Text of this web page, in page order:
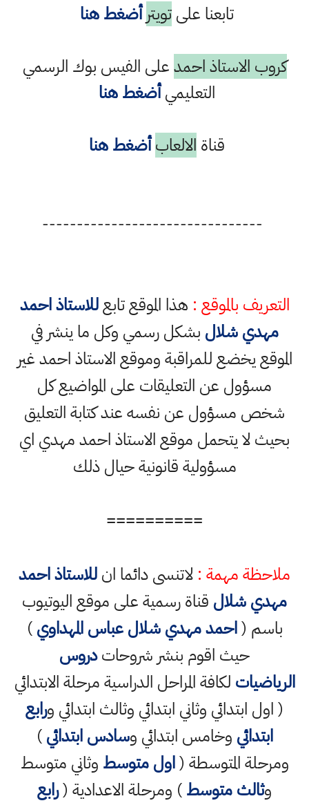
تابعنا علىتويتر أضغط هنا
كروب الاستاذ احمدعلى الفيس بوك الرسمي
التعليميأضغط هنا
قناة الالعاب أضغط هنا
--------------------------------
التعريف بالموقع : هذا الموقع تابعللاستاذ احمد
مهدي شلال بشكل رسمي وكل ما ينشر في
الموقع يخضع للمراقبة وموقع الاستاذ احمد غير
مسؤول عن التعليقات على المواضيع كل
شخص مسؤول عن نفسه عند كتابة التعليق
بحيث لا يتحمل موقع الاستاذ احمد مهدي اي
مسؤولية قانونية حيال ذلك
==========
ملاحظة مهمة : لاتنسى دائما انللاستاذ احمد
مهدي شلال قناة رسمية على موقع اليوتيوب
باسم (احمد مهدي شلال عباس المهداوي)
حيث اقوم بنشر شروحاتدروس
الرياضيات لكافة المراحل الدراسية مرحلة الابتدائي
( اول ابتدائي وثاني ابتدائي وثالث ابتدائي ورابع
ابتدائي وخامس ابتدائي وسادس ابتدائي)
ومرحلة المتوسطة (اول متوسط وثاني متوسط
وثالث متوسط) ومرحلة الاعدادية (رابع